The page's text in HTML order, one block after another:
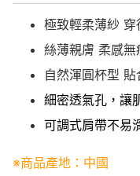
極致輕柔薄紗
絲薄親膚 柔感無
自然渾圓杯型 貼
細密透氣孔，讓
可調式肩帶不易
※商品產地：中國